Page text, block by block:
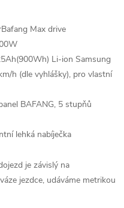
Max drive
Li-ion Samsung
h (dle vyhlášky), pro vlastní
BAFANG, 5 stupňů
lehká nabíječka
je závislý na
jezdce, udáváme metrikou